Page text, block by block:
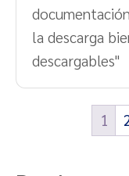
la descarga
descargables"
1